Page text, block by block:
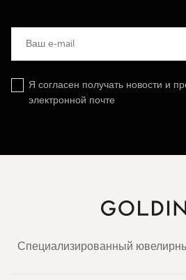
Я согласен получать новости и
электронной почте
Специализированный